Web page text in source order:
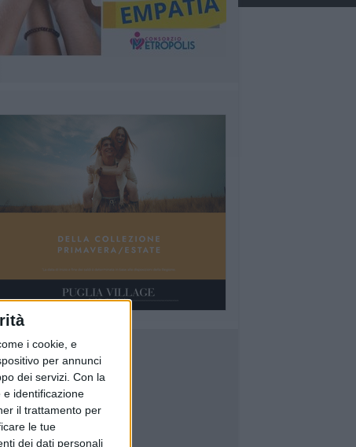
i cookie, e
per annunci
dei servizi. Con la
identificazione
il trattamento per
le tue
dei dati personali